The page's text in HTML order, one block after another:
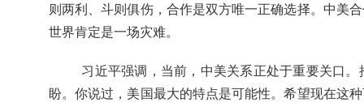
则两利、斗则俱伤，合作是双方唯一正确选择。中美
世界肯定是一场灾难。
习近平强调，当前，中美关系正处于重要关口
盼。你说过，美国最大的特点是可能性。希望现在这